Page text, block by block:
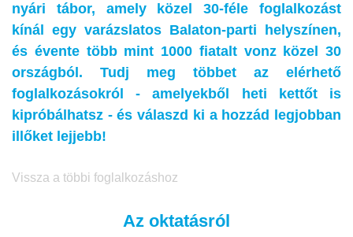
nyári tábor, amely közel 30-féle foglalkozást
kínál egy varázslatos Balaton-parti helyszínen,
és évente több mint 1000 fiatalt vonz közel 30
országból. Tudj meg többet az elérhető
foglalkozásokról - amelyekből heti kettőt is
kipróbálhatsz - és válaszd ki a hozzád legjobban
illőket lejjebb!
Vissza a többi foglalkozáshoz
Az oktatásról